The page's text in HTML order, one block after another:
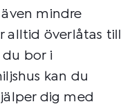
mindre
alltid överlåtas till
du bor i
kan du
dig med